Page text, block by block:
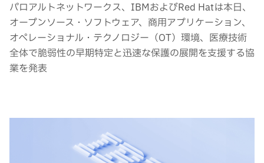
パロアルトネットワークス、IBMおよびRed Hatは本日、
オープンソース・ソフトウェア、商用アプリケーション、
オペレーショナル・テクノロジー（OT）環境、医療技術
全体で脆弱性の早期特定と迅速な保護の展開を支援する協
業を発表